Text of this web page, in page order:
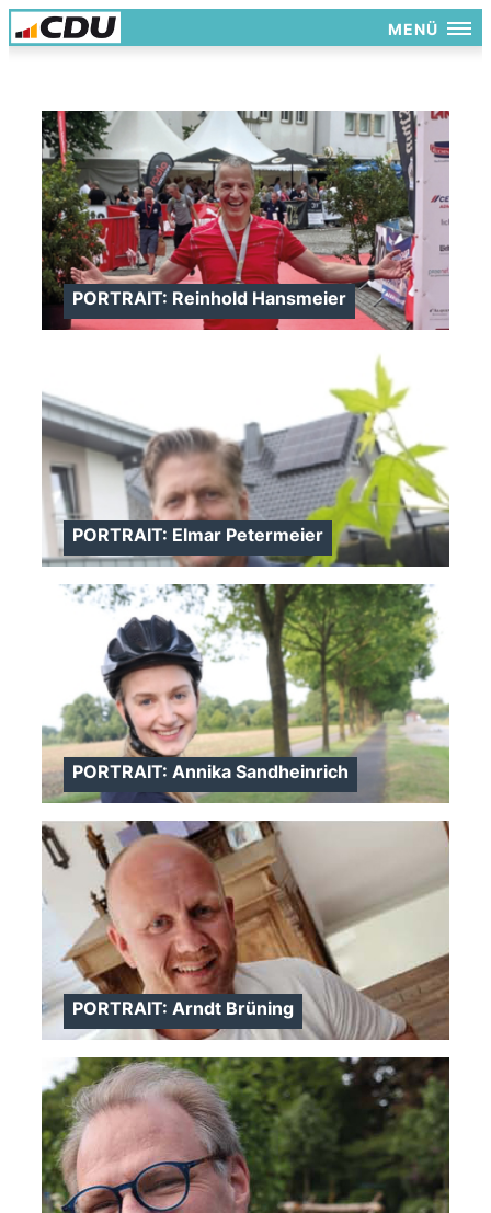
MENÜ
PORTRAIT: Reinhold Hansmeier
>
PORTRAIT: Elmar Petermeier
> PORTRAIT: Annika Sandheinrich
PORTRAIT: Arndt Brüning
>